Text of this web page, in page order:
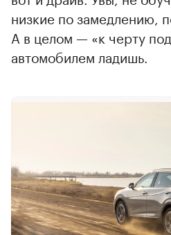
низкие по замедлению,
А в целом — «к черту
автомобилем ладишь.